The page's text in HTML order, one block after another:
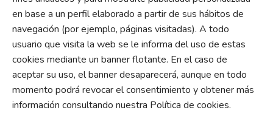
en base a un perfil elaborado a partir de sus hábitos de
navegación (por ejemplo, páginas visitadas). A todo
usuario que visita la web se le informa del uso de estas
cookies mediante un banner flotante. En el caso de
aceptar su uso, el banner desaparecerá, aunque en todo
momento podrá revocar el consentimiento y obtener más
información consultando nuestra Política de cookies.